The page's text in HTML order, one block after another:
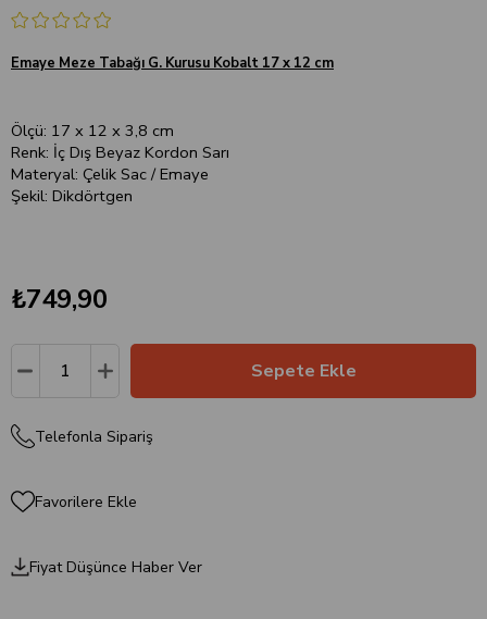
Emaye Meze Tabağı G. Kurusu Kobalt 17 x 12 cm
Ölçü: 17 x 12 x 3,8 cm
Renk: İç Dış Beyaz Kordon Sarı
Materyal: Çelik Sac / Emaye
Şekil: Dikdörtgen
₺749,90
Telefonla Sipariş
Favorilere Ekle
Fiyat Düşünce Haber Ver